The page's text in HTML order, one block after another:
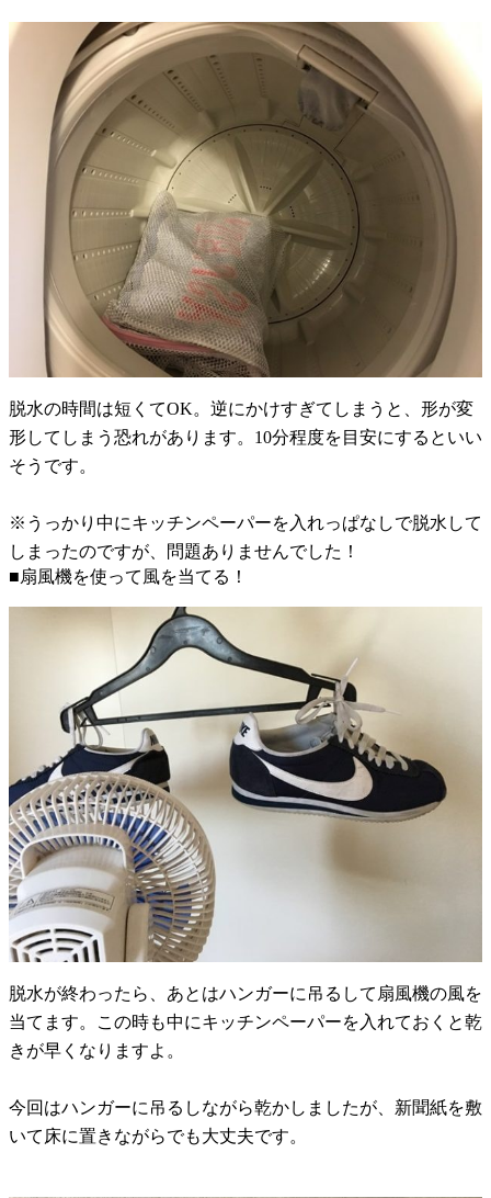
脱水の時間は短くてOK。逆にかけすぎてしまうと、形が変
形してしまう恐れがあります。10分程度を目安にするといい
そうです。
※うっかり中にキッチンペーパーを入れっぱなしで脱水して
しまったのですが、問題ありませんでした！
■扇風機を使って風を当てる！
脱水が終わったら、あとはハンガーに吊るして扇風機の風を
当てます。この時も中にキッチンペーパーを入れておくと乾
きが早くなりますよ。
今回はハンガーに吊るしながら乾かしましたが、新聞紙を敷
いて床に置きながらでも大丈夫です。